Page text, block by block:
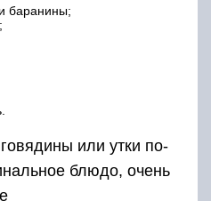
баранины;
или утки по-
блюдо, очень